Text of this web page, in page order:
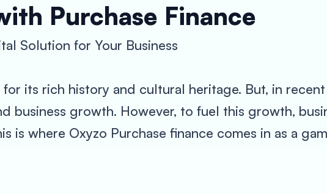
Purchase Finance
Solution for Your Business
its rich history and cultural heritage. But, in
business growth. However, to fuel this growth,
is where Oxyzo Purchase finance comes in as a